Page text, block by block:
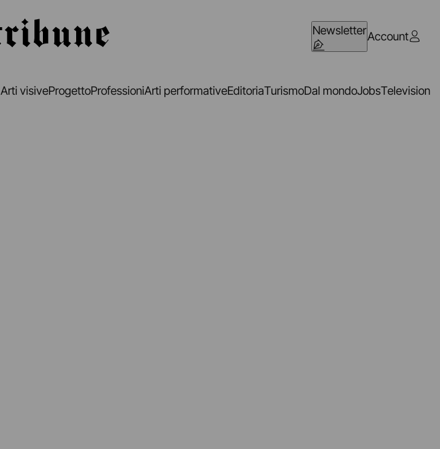
NewsletterAccount
Arti visiveProgettoProfessioniArti performativeEditoriaTurismoDal mondoJobsTelevision